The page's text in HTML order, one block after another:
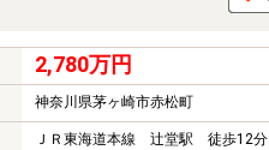
2,780万円
神奈川県茅ヶ崎市赤松町
ＪＲ東海道本線 辻堂駅 徒歩12分